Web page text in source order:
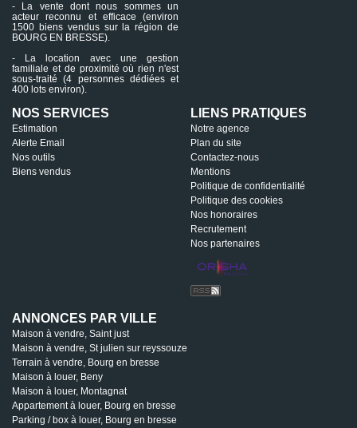
- La vente dont nous sommes un
acteur reconnu et efficace (environ
1500 biens vendus sur la région de
BOURG EN BRESSE).
- La location avec une gestion
familiale et de proximité où rien n'est
sous-traité (4 personnes dédiées et
400 lots environ).
NOS SERVICES
Estimation
Alerte Email
Nos outils
Biens vendus
LIENS PRATIQUES
Notre agence
Plan du site
Contactez-nous
Mentions
Politique de confidentialité
Politique des cookies
Nos honoraires
Recrutement
Nos partenaires
ANNONCES PAR VILLE
Maison à vendre, Saint just
Maison à vendre, St julien sur reyssouze
Terrain à vendre, Bourg en bresse
Maison à louer, Beny
Maison à louer, Montagnat
Appartement à louer, Bourg en bresse
Parking / box à louer, Bourg en bresse